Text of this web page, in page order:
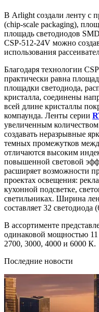
В Arlight создали ленту с
(chip-scale packaging),
площадь светодиодов
CSP-512-24V можно
использования
Благодаря технологии
практически равна
площадки светодиода,
кристалла, соединены
всей длине кристаллы
компаунда. Ленты серии
увеличенным
создавать неразрывные
темных промежутков
отличаются высоким
повышенной световой
расширяет возможности
проектах освещения:
кухонной подсветке,
светильниках. Ширина
составляет 32 светодиода
В ассортименте
одинаковой мощностью
2700, 3000, 4000 и 6000 К.
Последние новости